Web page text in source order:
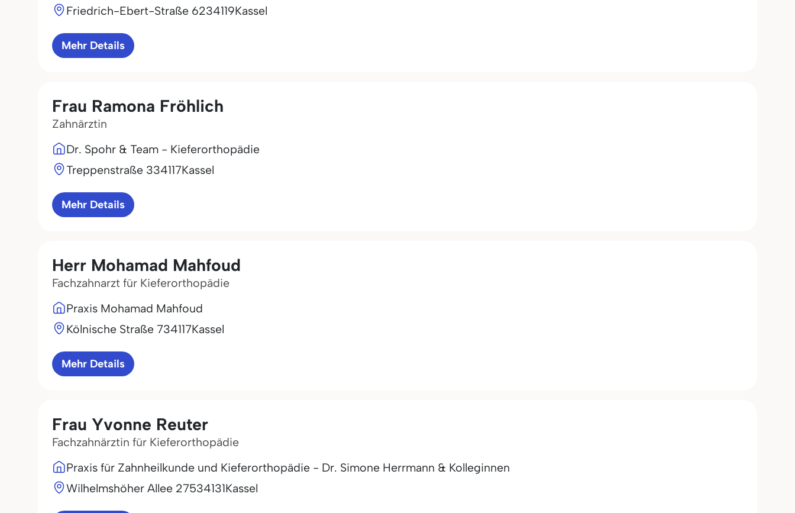
Friedrich-Ebert-Straße 6234119Kassel
Mehr Details
Frau Ramona Fröhlich
Zahnärztin
Dr. Spohr & Team - Kieferorthopädie
Treppenstraße 334117Kassel
Mehr Details
Herr Mohamad Mahfoud
Fachzahnarzt für Kieferorthopädie
Praxis Mohamad Mahfoud
Kölnische Straße 734117Kassel
Mehr Details
Frau Yvonne Reuter
Fachzahnärztin für Kieferorthopädie
Praxis für Zahnheilkunde und Kieferorthopädie - Dr. Simone Herrmann & Kolleginnen
Wilhelmshöher Allee 27534131Kassel